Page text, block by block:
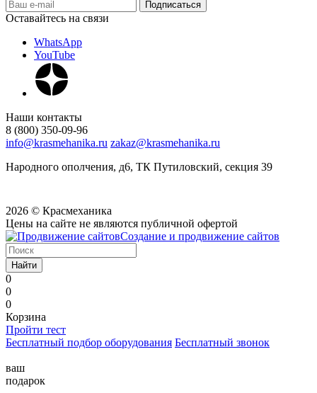
Оставайтесь на связи
WhatsApp
YouTube
Наши контакты
8 (800) 350-09-96
info@krasmehanika.ru zakaz@krasmehanika.ru
Народного ополчения, д6, ТК Путиловский, секция 39
2026 © Красмеханика
Цены на сайте не являются публичной офертой
Создание и продвижение сайтов
Найти
0
0
0
Корзина
Пройти тест
Бесплатный подбор оборудования Бесплатный звонок
ваш
подарок